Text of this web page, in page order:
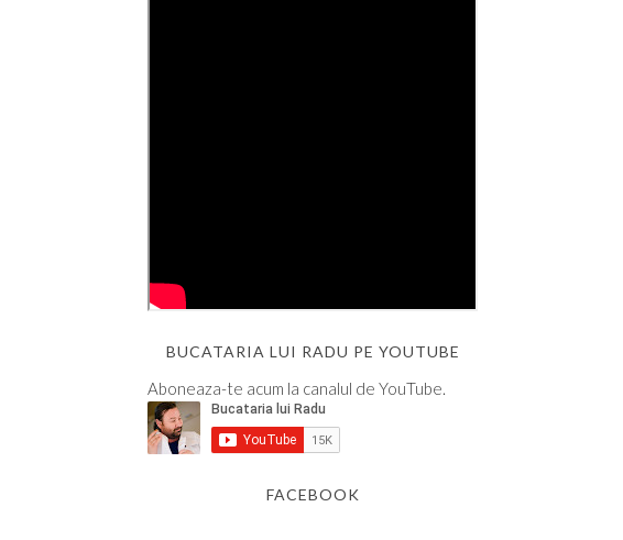
BUCATARIA LUI RADU PE YOUTUBE
Aboneaza-te acum la canalul de YouTube.
FACEBOOK